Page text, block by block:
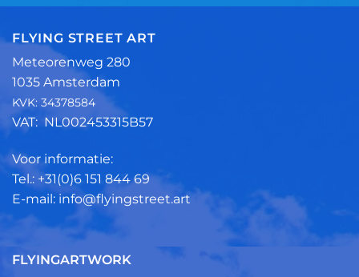
FLYING STREET ART
Meteorenweg 280
1035 Amsterdam
KVK: 34378584
VAT: NL002453315B57
Voor informatie:
Tel.: +31(0)6 151 844 69
E-mail: info@flyingstreet.art
FLYINGARTWORK